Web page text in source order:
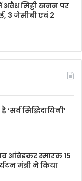
अवैध मिट्टी खनन पर
3 जेसीबी एवं 2
सिद्धिदायिनी’
आंबेडकर स्मारक 15
मंत्री ने किया